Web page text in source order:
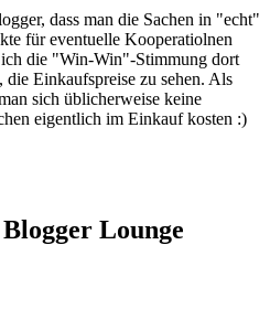
dass man die Sachen in "echt"
für eventuelle Kooperatiolnen
die "Win-Win"-Stimmung dort
die Einkaufspreise zu sehen. Als
sich üblicherweise keine
eigentlich im Einkauf kosten :)
Lounge